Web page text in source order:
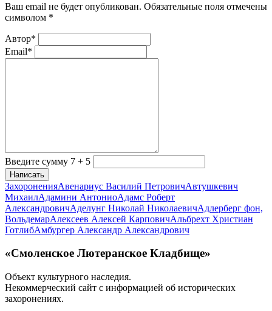
Ваш email не будет опубликован. Обязательные поля отмечены
символом *
Автор*
Email*
Введите сумму 7 + 5
Написать
ЗахороненияАвенариус Василий ПетровичАвтушкевич
МихаилАдамини АнтониоАдамс Роберт
АлександровичАделунг Николай НиколаевичАдлерберг фон,
ВольдемарАлексеев Алексей КарповичАльбрехт Христиан
ГотлибАмбургер Александр Александрович
«Смоленское Лютеранское Кладбище»
Объект культурного наследия.
Некоммерческий сайт с информацией об исторических
захоронениях.